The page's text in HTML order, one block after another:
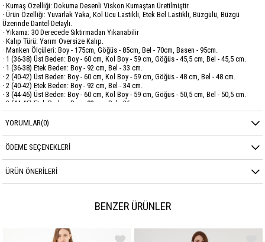
· Kumaş Özelliği: Dokuma Desenli Viskon Kumaştan Üretilmiştir.
· Ürün Özelliği: Yuvarlak Yaka, Kol Ucu Lastikli, Etek Bel Lastikli, Büzgülü, Büzgü
Üzerinde Dantel Detaylı.
· Yıkama: 30 Derecede Sıktırmadan Yıkanabilir
· Kalıp Türü: Yarım Oversize Kalıp.
· Manken Ölçüleri: Boy - 175cm, Göğüs - 85cm, Bel - 70cm, Basen - 95cm.
· 1 (36-38) Üst Beden: Boy - 60 cm, Kol Boy - 59 cm, Göğüs - 45,5 cm, Bel - 45,5 cm.
· 1 (36-38) Etek Beden: Boy - 92 cm, Bel - 33 cm.
· 2 (40-42) Üst Beden: Boy - 60 cm, Kol Boy - 59 cm, Göğüs - 48 cm, Bel - 48 cm.
· 2 (40-42) Etek Beden: Boy - 92 cm, Bel - 34 cm.
· 3 (44-46) Üst Beden: Boy - 60 cm, Kol Boy - 59 cm, Göğüs - 50,5 cm, Bel - 50,5 cm.
· 3 (44-46) Etek Beden: Boy - 92 cm, Bel - 36 cm.
Marka
Sezon
Kumaş Cinsi VİSKON
YORUMLAR(0)
ÖDEME SEÇENEKLERI
ÜRÜN ÖNERILERI
BENZER ÜRÜNLER